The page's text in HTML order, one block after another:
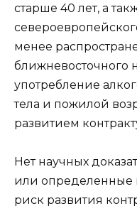
старше 40 лет, а
менее
ближневосточного
употребление
тела и пожилой
развитием
Нет научных
или определенные
риск развития